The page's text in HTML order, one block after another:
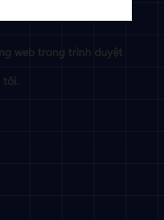
web trong trình duyệt
tôi.